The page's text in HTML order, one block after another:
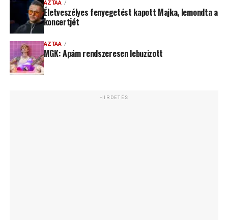
AZTAA
Életveszélyes fenyegetést kapott Majka, lemondta a
koncertjét
AZTAA
MGK: Apám rendszeresen lebuzizott
HIRDETÉS